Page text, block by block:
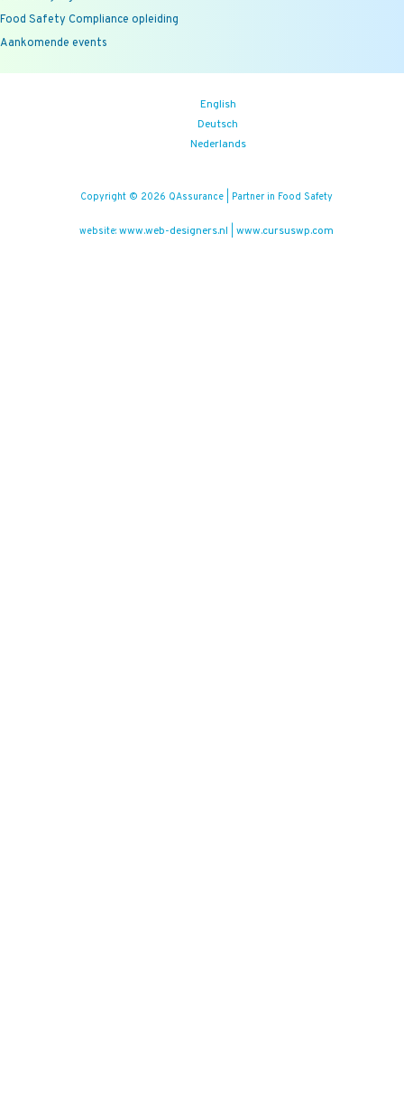
Food Safety Compliance opleiding
Aankomende events
English
Deutsch
Nederlands
Copyright © 2026 QAssurance | Partner in Food Safety
website: www.web-designers.nl www.cursuswp.com